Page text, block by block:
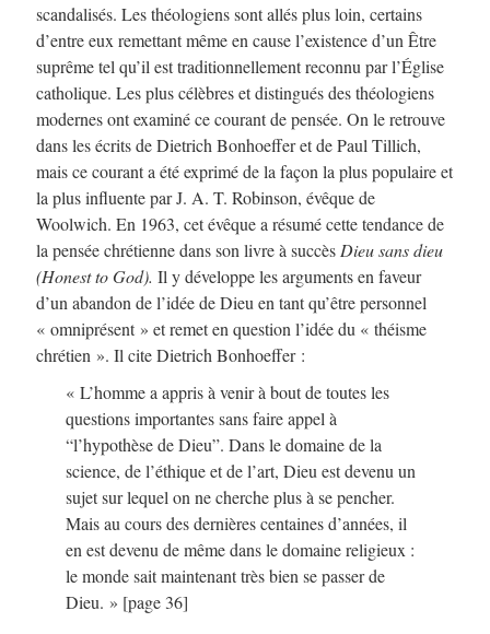
scandalisés. Les théologiens sont allés plus loin, certains
d’entre eux remettant même en cause l’existence d’un Être
suprême tel qu’il est traditionnellement reconnu par l’Église
catholique. Les plus célèbres et distingués des théologiens
modernes ont examiné ce courant de pensée. On le retrouve
dans les écrits de Dietrich Bonhoeffer et de Paul Tillich,
mais ce courant a été exprimé de la façon la plus populaire et
la plus influente par J. A. T. Robinson, évêque de
Woolwich. En 1963, cet évêque a résumé cette tendance de
la pensée chrétienne dans son livre à succès Dieu sans dieu
(Honest to God). Il y développe les arguments en faveur
d’un abandon de l’idée de Dieu en tant qu’être personnel
« omniprésent » et remet en question l’idée du « théisme
chrétien ». Il cite Dietrich Bonhoeffer :
« L’homme a appris à venir à bout de toutes les
questions importantes sans faire appel à
“l’hypothèse de Dieu”. Dans le domaine de la
science, de l’éthique et de l’art, Dieu est devenu un
sujet sur lequel on ne cherche plus à se pencher.
Mais au cours des dernières centaines d’années, il
en est devenu de même dans le domaine religieux :
le monde sait maintenant très bien se passer de
Dieu. » [page 36]